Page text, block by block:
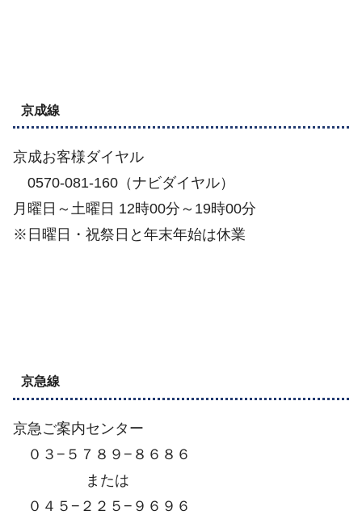
京成線
京成お客様ダイヤル
0570-081-160（ナビダイヤル）
月曜日～土曜日 12時00分～19時00分
※日曜日・祝祭日と年末年始は休業
京急線
京急ご案内センター
０３−５７８９−８６８６
または
０４５−２２５−９６９６